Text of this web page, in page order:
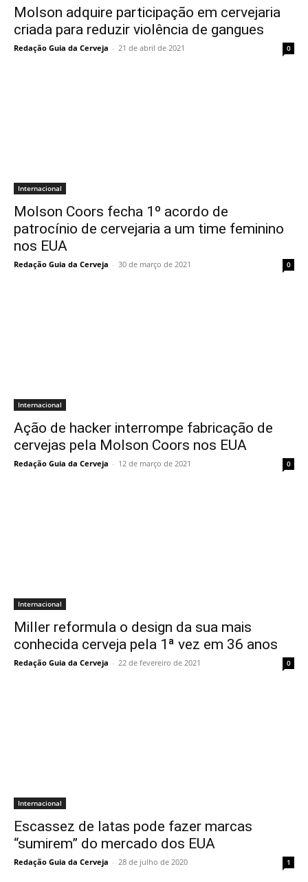
Molson adquire participação em cervejaria
criada para reduzir violência de gangues
Redação Guia da Cerveja - 21 de abril de 2021 0
Internacional
Molson Coors fecha 1º acordo de
patrocínio de cervejaria a um time feminino
nos EUA
Redação Guia da Cerveja - 30 de março de 2021 0
Internacional
Ação de hacker interrompe fabricação de
cervejas pela Molson Coors nos EUA
Redação Guia da Cerveja - 12 de março de 2021 0
Internacional
Miller reformula o design da sua mais
conhecida cerveja pela 1ª vez em 36 anos
Redação Guia da Cerveja - 22 de fevereiro de 2021 0
Internacional
Escassez de latas pode fazer marcas
“sumirem” do mercado dos EUA
Redação Guia da Cerveja - 28 de julho de 2020 1